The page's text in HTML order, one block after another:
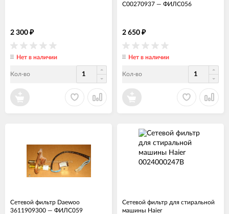
2 300 ₽
Нет в наличии
Кол-во
C00270937 — ФИЛС056
2 650 ₽
Нет в наличии
Кол-во
Сетевой фильтр Daewoo
3611909300 — ФИЛС059
Сетевой фильтр для стиральной
машины Haier